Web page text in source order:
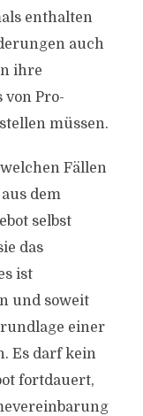
enthalten
auch
ihre
von Pro-
müssen.
Fällen
dem
selbst
das
ist
und soweit
einer
Es darf kein
fortdauert,